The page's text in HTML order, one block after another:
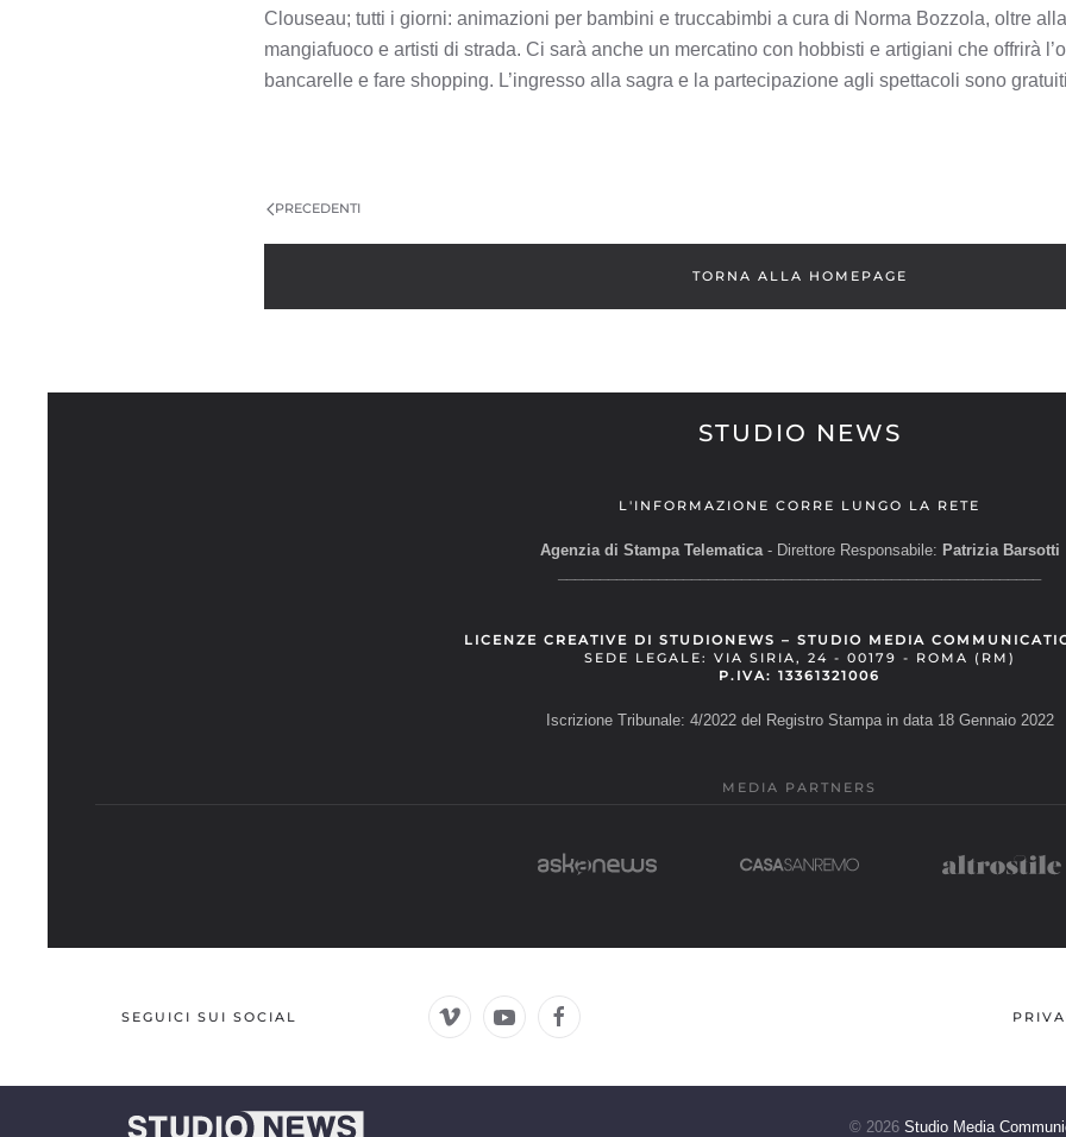
Clouseau; tutti i giorni: animazioni per bambini e truccabimbi a cura di Norma Bozzola, oltre
mangiafuoco e artisti di strada. Ci sarà anche un mercatino con hobbisti e artigiani che offrirà
bancarelle e fare shopping. L’ingresso alla sagra e la partecipazione agli spettacoli sono
PRECEDENTI
TORNA ALLA HOMEPAGE
STUDIO NEWS
L'INFORMAZIONE CORRE LUNGO LA RETE
Agenzia di Stampa Telematica- Direttore Responsabile: Patrizia Barsotti
LICENZE CREATIVE DI STUDIONEWS – STUDIO MEDIA
SEDE LEGALE: VIA SIRIA, 24 - 00179 - ROMA (RM)
P.IVA: 13361321006
Iscrizione Tribunale: 4/2022 del Registro Stampa in data 18 Gennaio 2022
MEDIA PARTNERS
SEGUICI SUI SOCIAL
© 2026 Studio Media